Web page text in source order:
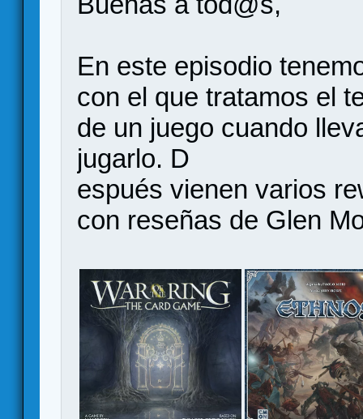
En este episodio
con el que tratamos el
de un juego cuando
jugarlo. D
espués vienen varios
con reseñas de Glen